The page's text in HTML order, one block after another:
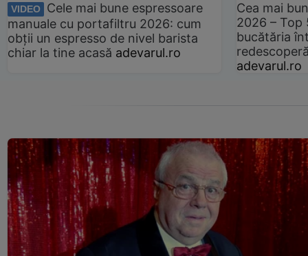
VIDEO
Cele mai bune espressoare
manuale cu portafiltru 2026: cum
obții un espresso de nivel barista
chiar la tine acasă adevarul.ro
Cea mai
2026 –
bucătăria
adevarul.ro